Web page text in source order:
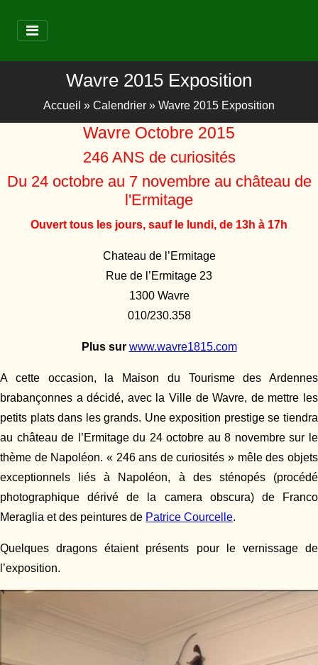
Wavre 2015 Exposition
Accueil » Calendrier » Wavre 2015 Exposition
Wavre Octobre 2015
246 ANS de curiosités
Du 24 octobre au 7 novembre au château de
l'Ermitage
Ouvert tous les jours, sauf le lundi, de 13h à 17h
Chateau de l’Ermitage
Rue de l’Ermitage 23
1300 Wavre
010/230.358
Plus sur www.wavre1815.com
A cette occasion, la Maison du Tourisme des Ardennes
brabançonnes a décidé, avec la Ville de Wavre, de mettre les
petits plats dans les grands. Une exposition prestige se tiendra
au château de l’Ermitage du 24 octobre au 8 novembre sur le
thème de Napoléon. « 246 ans de curiosités » mêle des objets
exceptionnels liés à Napoléon, à des sténopés (procédé
photographique dérivé de la camera obscura) de Franco
Meraglia et des peintures de Patrice Courcelle.
Quelques dragons étaient présents pour le vernissage de
l’exposition.